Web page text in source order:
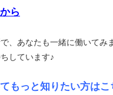
ら
、あなたも一緒に働いてみ
しています♪
もっと知りたい方はこ